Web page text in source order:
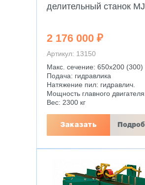
делительный станок
2 176 000 ₽
Артикул: 13150
Макс. сечение: 650х200
Подача: гидравлика
Натяжение пил: гидравлич.
Мощность главного
Вес: 2300 кг
Заказать